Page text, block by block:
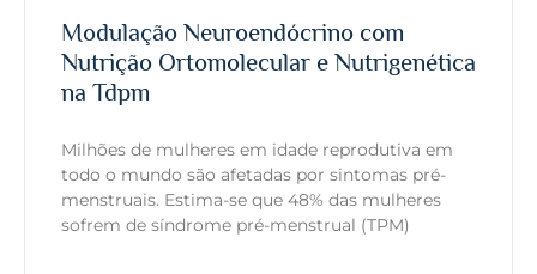
Modulação Neuroendócrino com
Nutrição Ortomolecular e Nutrigenética
na Tdpm
Milhões de mulheres em idade reprodutiva em
todo o mundo são afetadas por sintomas pré-
menstruais. Estima-se que 48% das mulheres
sofrem de síndrome pré-menstrual (TPM)